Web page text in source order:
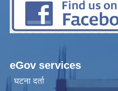
eGov services
घटना दर्ता